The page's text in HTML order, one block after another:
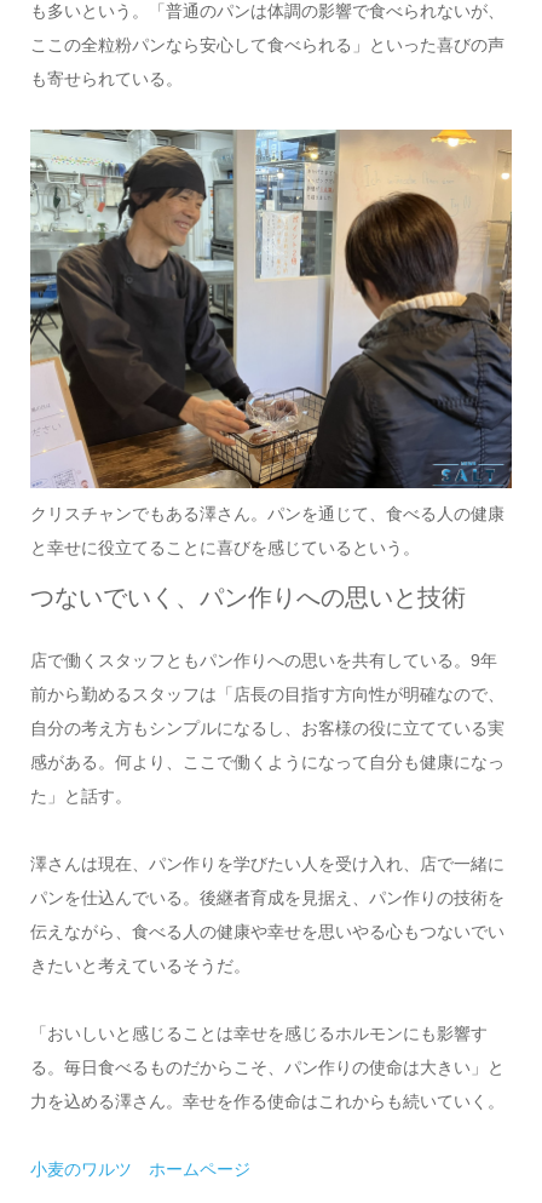
も多いという。「普通のパンは体調の影響で食べられないが、
ここの全粒粉パンなら安心して食べられる」といった喜びの声
も寄せられている。
クリスチャンでもある澤さん。パンを通じて、食べる人の健康
と幸せに役立てることに喜びを感じているという。
つないでいく、パン作りへの思いと技術
店で働くスタッフともパン作りへの思いを共有している。9年
前から勤めるスタッフは「店長の目指す方向性が明確なので、
自分の考え方もシンプルになるし、お客様の役に立てている実
感がある。何より、ここで働くようになって自分も健康になっ
た」と話す。
澤さんは現在、パン作りを学びたい人を受け入れ、店で一緒に
パンを仕込んでいる。後継者育成を見据え、パン作りの技術を
伝えながら、食べる人の健康や幸せを思いやる心もつないでい
きたいと考えているそうだ。
「おいしいと感じることは幸せを感じるホルモンにも影響す
る。毎日食べるものだからこそ、パン作りの使命は大きい」と
力を込める澤さん。幸せを作る使命はこれからも続いていく。
小麦のワルツ ホームページ